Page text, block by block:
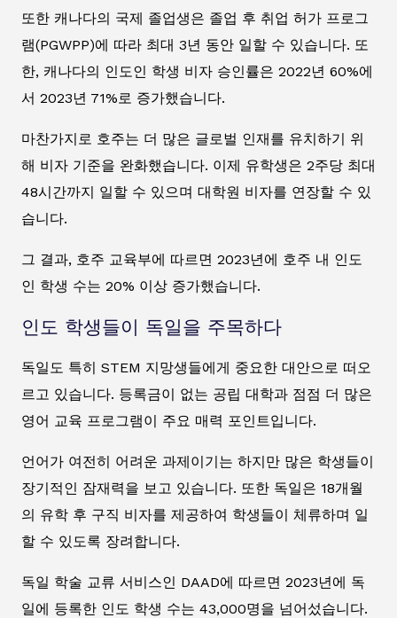
또한 캐나다의 국제 졸업생은 졸업 후 취업 허가 프로그
램(PGWPP)에 따라 최대 3년 동안 일할 수 있습니다. 또
한, 캐나다의 인도인 학생 비자 승인률은 2022년 60%에
서 2023년 71%로 증가했습니다.
마찬가지로 호주는 더 많은 글로벌 인재를 유치하기 위
해 비자 기준을 완화했습니다. 이제 유학생은 2주당 최대
48시간까지 일할 수 있으며 대학원 비자를 연장할 수 있
습니다.
그 결과, 호주 교육부에 따르면 2023년에 호주 내 인도
인 학생 수는 20% 이상 증가했습니다.
인도 학생들이 독일을 주목하다
독일도 특히 STEM 지망생들에게 중요한 대안으로 떠오
르고 있습니다. 등록금이 없는 공립 대학과 점점 더 많은
영어 교육 프로그램이 주요 매력 포인트입니다.
언어가 여전히 어려운 과제이기는 하지만 많은 학생들이
장기적인 잠재력을 보고 있습니다. 또한 독일은 18개월
의 유학 후 구직 비자를 제공하여 학생들이 체류하며 일
할 수 있도록 장려합니다.
독일 학술 교류 서비스인 DAAD에 따르면 2023년에 독
일에 등록한 인도 학생 수는 43,000명을 넘어섰습니다.